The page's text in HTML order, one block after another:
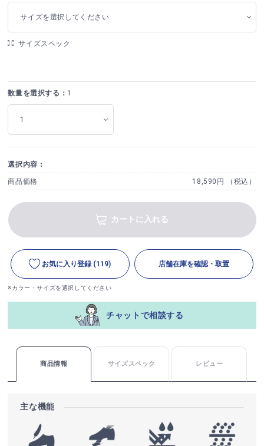
サイズを選択してください
サイズスペック
数量を選択する： 1
選択内容：
商品価格 18,590円 （税込）
カートに入れる
お気に入り登録 (119) 店舗在庫を確認・取置
※カラー・サイズを選択してください
チャットで相談する
商品情報 サイズスペック レビュー
主な機能